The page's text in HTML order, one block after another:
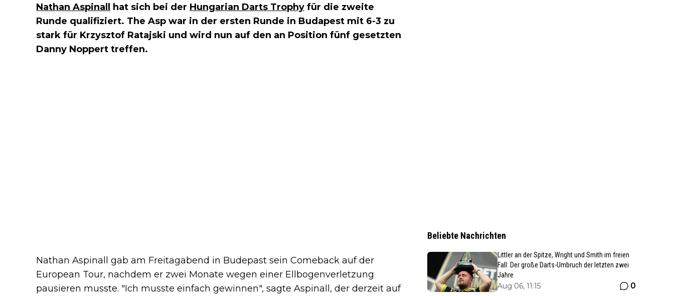
Nathan Aspinall hat sich bei der Hungarian Darts Trophy für die zweite
Runde qualifiziert. The Asp war in der ersten Runde in Budapest mit 6-3 zu
stark für Krzysztof Ratajski und wird nun auf den an Position fünf gesetzten
Danny Noppert treffen.
Nathan Aspinall gab am Freitagabend in Budepast sein Comeback auf der
European Tour, nachdem er zwei Monate wegen einer Ellbogenverletzung
pausieren musste. "Ich musste einfach gewinnen", sagte Aspinall, der derzeit auf
Beliebte Nachrichten
Littler an der Spitze, Wright und Smith im freien
Fall: Der große Darts-Umbruch der letzten zwei
Jahre
Aug 06, 11:15 0